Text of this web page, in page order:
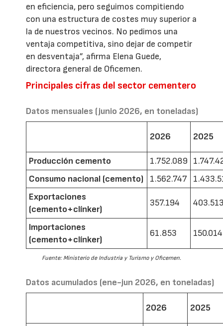
en eficiencia, pero seguimos compitiendo
con una estructura de costes muy superior a
la de nuestros vecinos. No pedimos una
ventaja competitiva, sino dejar de competir
en desventaja”, afirma Elena Guede,
directora general de Oficemen.
Principales cifras del sector cementero
Datos mensuales (junio 2026, en toneladas)
2026 2025
Producción cemento 1.752.089
Consumo nacional (cemento)
1.562.747
Exportaciones
(cemento+clínker)
357.194
Importaciones
(cemento+clínker)
61.853 150.014
Fuente: Ministerio de Industria y Turismo y Oficemen.
Datos acumulados (ene-jun 2026, en toneladas)
2026 2025